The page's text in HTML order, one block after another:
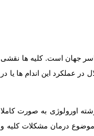
جهان است. کلیه ها نقشی
عملکرد این اندام ها یا در
اورولوژی به صورت کاملا
موضوع درمان مشکلات کلیه و